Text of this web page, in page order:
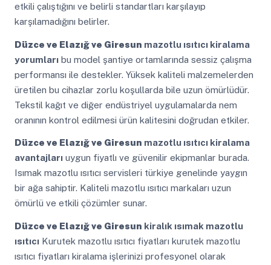
etkili çalıştığını ve belirli standartları karşılayıp
karşılamadığını belirler.
Düzce ve Elazığ ve Giresun mazotlu ısıtıcı kiralama
yorumlarıbu model şantiye ortamlarında sessiz çalışma
performansı ile destekler. Yüksek kaliteli malzemelerden
üretilen bu cihazlar zorlu koşullarda bile uzun ömürlüdür.
Tekstil kağıt ve diğer endüstriyel uygulamalarda nem
oranının kontrol edilmesi ürün kalitesini doğrudan etkiler.
Düzce ve Elazığ ve Giresun mazotlu ısıtıcı kiralama
avantajlarıuygun fiyatlı ve güvenilir ekipmanlar burada.
Isımak mazotlu ısıtıcı servisleri türkiye genelinde yaygın
bir ağa sahiptir. Kaliteli mazotlu ısıtıcı markaları uzun
ömürlü ve etkili çözümler sunar.
Düzce ve Elazığ ve Giresun kiralık ısımak mazotlu
ısıtıcıKurutek mazotlu ısıtıcı fiyatları kurutek mazotlu
ısıtıcı fiyatları kiralama işlerinizi profesyonel olarak